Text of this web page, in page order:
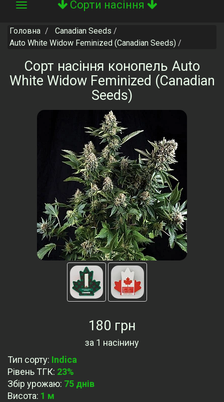
Сорти насіння
Toggle
Головна
Canadian Seeds
Auto White Widow Feminized (Canadian Seeds)
Сорт насіння конопель Auto
White Widow Feminized (Canadian
Seeds)
180 грн
за 1 насінину
Тип сорту: Indica
Рівень ТГК: 23%
Збір урожаю: 75 днів
Висота: 1 м